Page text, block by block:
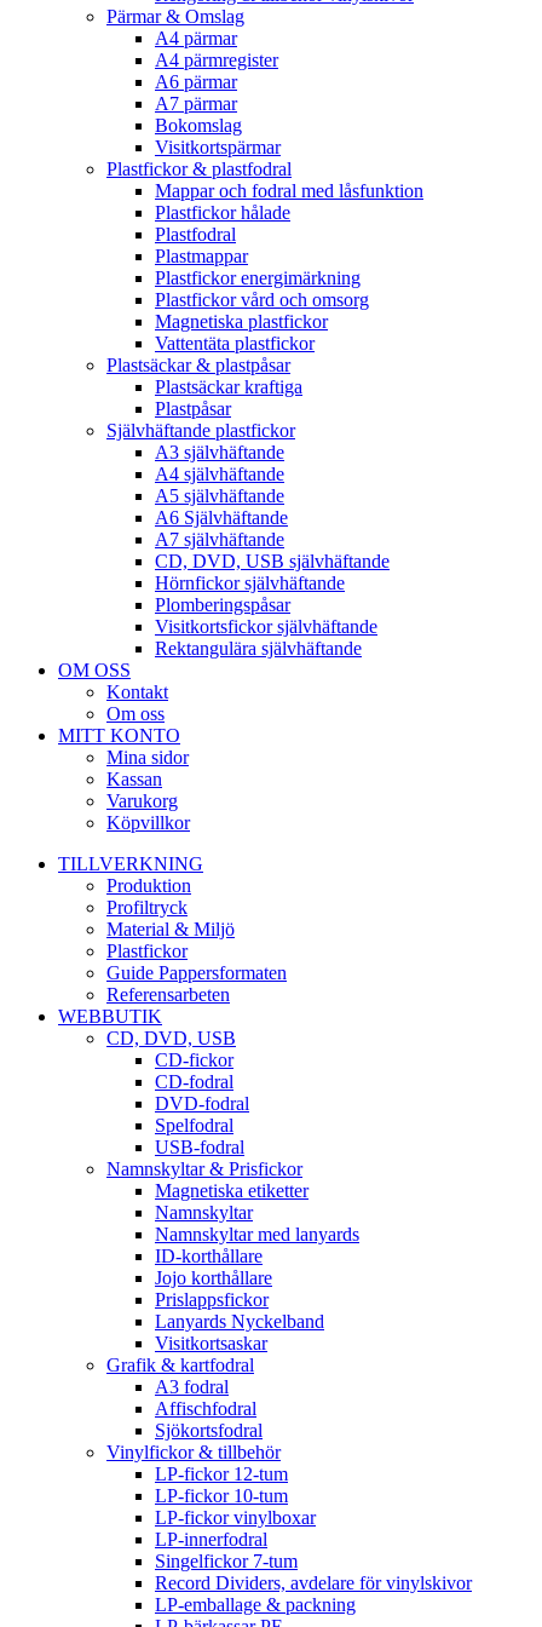
Pärmar & Omslag
A4 pärmar
A4 pärmregister
A6 pärmar
A7 pärmar
Bokomslag
Visitkortspärmar
Plastfickor & plastfodral
Mappar och fodral med låsfunktion
Plastfickor hålade
Plastfodral
Plastmappar
Plastfickor energimärkning
Plastfickor vård och omsorg
Magnetiska plastfickor
Vattentäta plastfickor
Plastsäckar & plastpåsar
Plastsäckar kraftiga
Plastpåsar
Självhäftande plastfickor
A3 självhäftande
A4 självhäftande
A5 självhäftande
A6 Självhäftande
A7 självhäftande
CD, DVD, USB självhäftande
Hörnfickor självhäftande
Plomberingspåsar
Visitkortsfickor självhäftande
Rektangulära självhäftande
OM OSS
Kontakt
Om oss
MITT KONTO
Mina sidor
Kassan
Varukorg
Köpvillkor
TILLVERKNING
Produktion
Profiltryck
Material & Miljö
Plastfickor
Guide Pappersformaten
Referensarbeten
WEBBUTIK
CD, DVD, USB
CD-fickor
CD-fodral
DVD-fodral
Spelfodral
USB-fodral
Namnskyltar & Prisfickor
Magnetiska etiketter
Namnskyltar
Namnskyltar med lanyards
ID-korthållare
Jojo korthållare
Prislappsfickor
Lanyards Nyckelband
Visitkortsaskar
Grafik & kartfodral
A3 fodral
Affischfodral
Sjökortsfodral
Vinylfickor & tillbehör
LP-fickor 12-tum
LP-fickor 10-tum
LP-fickor vinylboxar
LP-innerfodral
Singelfickor 7-tum
Record Dividers, avdelare för vinylskivor
LP-emballage & packning